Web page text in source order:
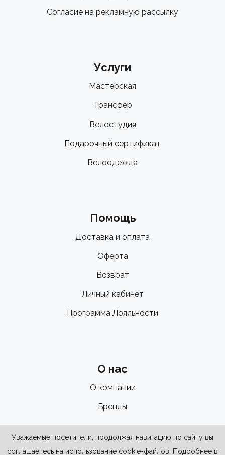
Согласие на рекламную рассылку
Услуги
Мастерская
Трансфер
Велостудия
Подарочный сертификат
Велоодежда
Помощь
Доставка и оплата
Оферта
Возврат
Личный кабинет
Программа Лояльности
О нас
О компании
Бренды
Уважаемые посетители, продолжая навигацию по сайту вы
соглашаетесь на использование cookie-файлов. Подробнее в